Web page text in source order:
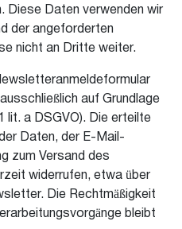
Diese Daten verwenden wir
der angeforderten
nicht an Dritte weiter.
auf Grundlage
lit. a DSGVO). Die erteilte
Daten, der E-Mail-
zum Versand des
widerrufen, etwa über
Die Rechtmäßigkeit
bleibt